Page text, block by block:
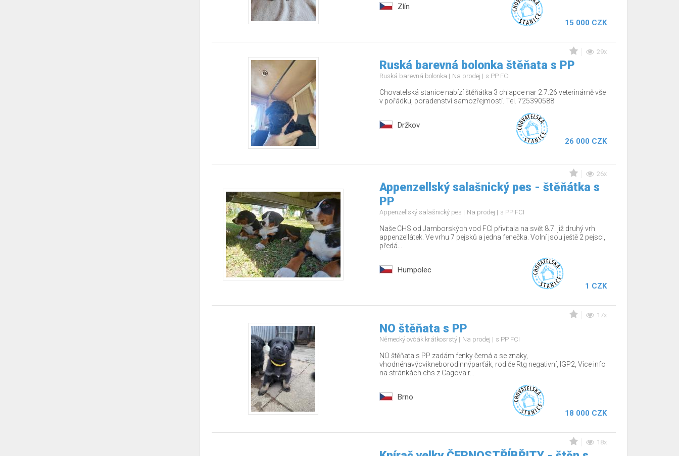
Zlín
15 000 CZK
29x
Ruská barevná bolonka štěňata s PP
Ruská barevná bolonka Na prodej s PP FCI
Chovatelská stanice nabízí štěňátka 3 chlapce nar 2.7.26 veterinárně vše
v pořádku, poradenství samozřejmostí. Tel. 725390588
Držkov
26 000 CZK
26x
Appenzellský salašnický pes - štěňátka s
PP
Appenzellský salašnický pes Na prodej s PP FCI
Naše CHS od Jamborských vod FCI přivítala na svět 8.7. již druhý vrh
appenzellátek. Ve vrhu 7 pejsků a jedna fenečka. Volní jsou ještě 2 pejsci,
předá...
Humpolec
1 CZK
17x
NO štěňata s PP
Německý ovčák krátkosrstý Na prodej s PP FCI
NO štěňata s PP zadám fenky černá a se znaky,
vhodnénavýcvikneborodinnýparťák, rodiče Rtg negativní, IGP2, Více info
na stránkách chs z Cagova r...
Brno
18 000 CZK
18x